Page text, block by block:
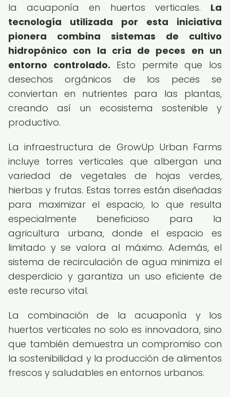
la acuaponía en huertos verticales. La
tecnología utilizada por esta iniciativa
pionera combina sistemas de cultivo
hidropónico con la cría de peces en un
entorno controlado. Esto permite que los
desechos orgánicos de los peces se
conviertan en nutrientes para las plantas,
creando así un ecosistema sostenible y
productivo.
La infraestructura de GrowUp Urban Farms
incluye torres verticales que albergan una
variedad de vegetales de hojas verdes,
hierbas y frutas. Estas torres están diseñadas
para maximizar el espacio, lo que resulta
especialmente beneficioso para la
agricultura urbana, donde el espacio es
limitado y se valora al máximo. Además, el
sistema de recirculación de agua minimiza el
desperdicio y garantiza un uso eficiente de
este recurso vital.
La combinación de la acuaponía y los
huertos verticales no solo es innovadora, sino
que también demuestra un compromiso con
la sostenibilidad y la producción de alimentos
frescos y saludables en entornos urbanos.